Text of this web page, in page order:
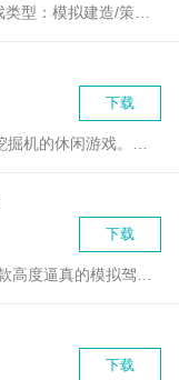
下载
下载
下载